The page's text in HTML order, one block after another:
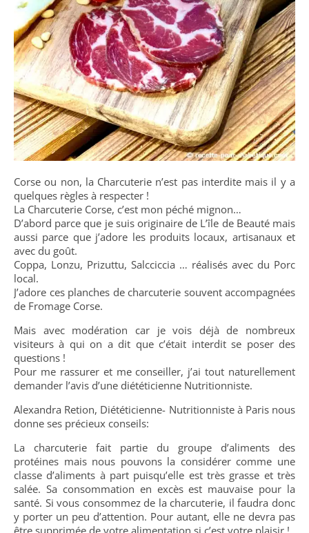
Corse ou non, la Charcuterie n’est pas interdite mais il y a
quelques règles à respecter !
La Charcuterie Corse, c’est mon péché mignon…
D’abord parce que je suis originaire de L’île de Beauté mais
aussi parce que j’adore les produits locaux, artisanaux et
avec du goût.
Coppa, Lonzu, Prizuttu, Salcciccia … réalisés avec du Porc
local.
J’adore ces planches de charcuterie souvent accompagnées
de Fromage Corse.
Mais avec modération car je vois déjà de nombreux
visiteurs à qui on a dit que c’était interdit se poser des
questions !
Pour me rassurer et me conseiller, j’ai tout naturellement
demander l’avis d’une diététicienne Nutritionniste.
Alexandra Retion, Diététicienne- Nutritionniste à Paris nous
donne ses précieux conseils:
La charcuterie fait partie du groupe d’aliments des
protéines mais nous pouvons la considérer comme une
classe d’aliments à part puisqu’elle est très grasse et très
salée. Sa consommation en excès est mauvaise pour la
santé. Si vous consommez de la charcuterie, il faudra donc
y porter un peu d’attention. Pour autant, elle ne devra pas
être supprimée de votre alimentation si c’est votre plaisir !